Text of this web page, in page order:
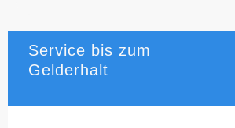
Service bis zum
Gelderhalt